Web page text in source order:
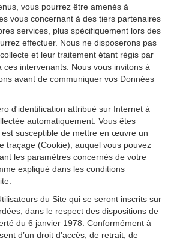
vous pourrez être amenés à
vous concernant à des tiers partenaires
services, plus spécifiquement lors des
effectuer. Nous ne disposerons pas
et leur traitement étant régis par
ces intervenants. Nous vous invitons à
avant de communiquer vos Données
d'identification attribué sur Internet à
automatiquement. Vous êtes
susceptible de mettre en œuvre un
traçage (Cookie), auquel vous pouvez
les paramètres concernés de votre
expliqué dans les conditions
du Site qui se seront inscrits sur
dans le respect des dispositions de
du 6 janvier 1978. Conformément à
d’un droit d’accès, de retrait, de